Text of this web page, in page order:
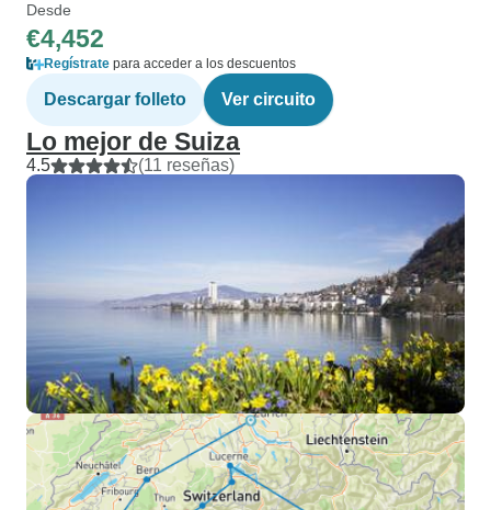
Desde
€4,452
Regístrate para acceder a los descuentos
Descargar folleto Ver circuito
Lo mejor de Suiza
4.5 (11 reseñas)